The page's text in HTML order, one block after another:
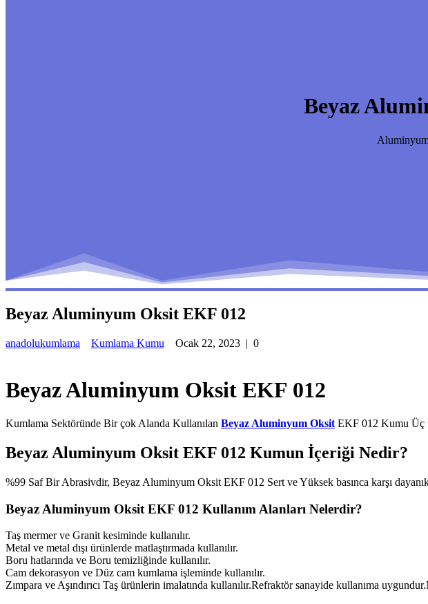
Beyaz
Beyaz Aluminyum Oksit EKF 012
anadolukumlama Kumlama Kumu Ocak 22, 2023 | 0
Beyaz Aluminyum Oksit EKF 012
Kumlama Sektöründe Bir çok Alanda Kullanılan Beyaz Aluminyum Oksit EKF 012 Kumu Üç
Beyaz Aluminyum Oksit EKF 012 Kumun İçeriği Nedir?
%99 Saf Bir Abrasivdir, Beyaz Aluminyum Oksit EKF 012 Sert ve Yüksek basınca karşı
Beyaz Aluminyum Oksit EKF 012 Kullanım Alanları Nelerdir?
Taş mermer ve Granit kesiminde kullanılır.
Metal ve metal dışı ürünlerde matlaştırmada kullanılır.
Boru hatlarında ve Boru temizliğinde kullanılır.
Cam dekorasyon ve Düz cam kumlama işleminde kullanılır.
Zımpara ve Aşındırıcı Taş ürünlerin imalatında kullanılır.Refraktör sanayide kullanıma